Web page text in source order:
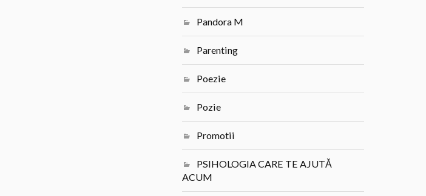
Pandora M
Parenting
Poezie
Pozie
Promotii
PSIHOLOGIA CARE TE AJUTĂ
ACUM